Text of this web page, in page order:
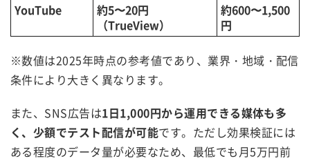
YouTube
約5〜20円
（TrueView）
約600〜1,500
円
※数値は2025年時点の参考値であり、業界・地域・配信
条件により大きく異なります。
また、SNS広告は1日1,000円から運用できる媒体も多
く、少額でテスト配信が可能です。ただし効果検証には
ある程度のデータ量が必要なため、最低でも月5万円前